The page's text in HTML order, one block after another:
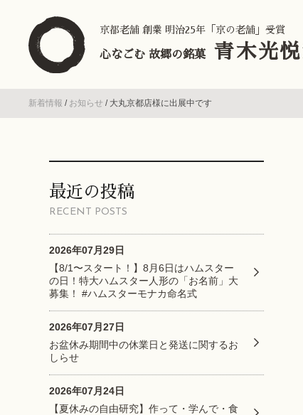
京都老舗 創業 明治25年「京の老舗」受賞
心なごむ 故郷の銘菓 青木光
新着情報 / お知らせ / 大丸京都店様に出展中です
最近の投稿
RECENT POSTS
2026年07月29日
【8/1〜スタート！】8月6日はハムスター
の日！特大ハムスター人形の「お名前」大
募集！ #ハムスターモナカ命名式
2026年07月27日
お盆休み期間中の休業日と発送に関するお
しらせ
2026年07月24日
【夏休みの自由研究】作って・学んで・食